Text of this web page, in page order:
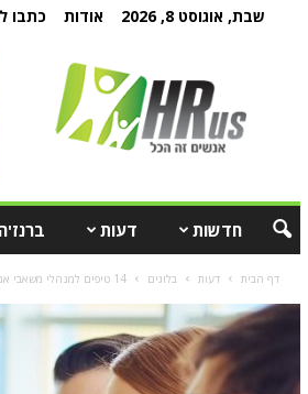
שבת, אוגוסט 8, 2026 אודות כתבו
חדשות דעות ברנז'ה
דף הבית דעות בלוגים 14 טיפים למנהלי משאבי אנוש לשיפור התקשורת הפנימית בארגון